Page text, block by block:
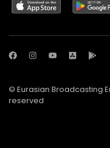
© Eurasian Broadcasting
reserved